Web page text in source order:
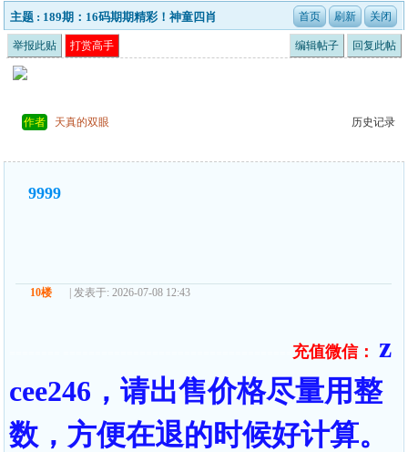
主题 : 189期：16码期期精彩！神童四肖
举报此贴 打赏高手 编辑帖子 回复此帖
作者 天真的双眼 历史记录
9999
10楼 | 发表于: 2026-07-08 12:43
充值微信：
z
cee246，请出售价格尽量用整
数，方便在退的时候好计算。